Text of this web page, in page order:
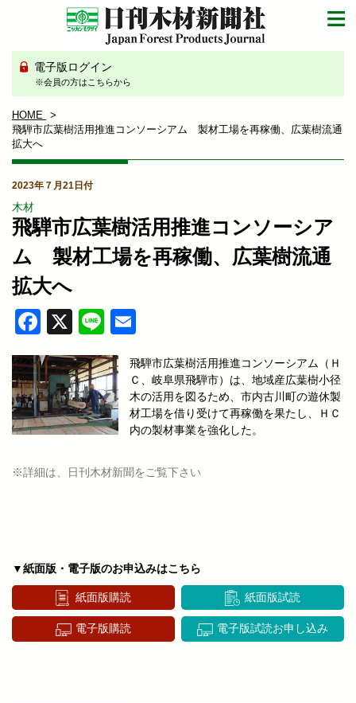
電子版ログイン
※会員の方はこちらから
HOME
飛騨市広葉樹活用推進コンソーシアム 製材工場を再稼働、広葉樹流通
拡大へ
2023年７月21日付
木材
飛騨市広葉樹活用推進コンソーシア
ム 製材工場を再稼働、広葉樹流通
拡大へ
Facebook
X Line
飛騨市広葉樹活用推進コンソーシアム（Ｈ
Ｃ、岐阜県飛騨市）は、地域産広葉樹小径
木の活用を図るため、市内古川町の遊休製
材工場を借り受けて再稼働を果たし、ＨＣ
内の製材事業を強化した。
※詳細は、日刊木材新聞をご覧下さい
▼紙面版・電子版のお申込みはこちら
紙面版購読 紙面版試読
電子版購読 電子版試読お申し込み